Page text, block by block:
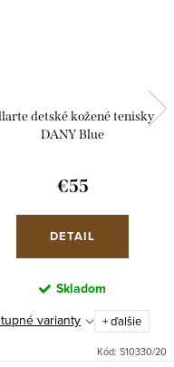
detské kožené tenisky
DANY Blue
€55
DETAIL
Skladom
varianty + ďalšie
Kód: S10330/20